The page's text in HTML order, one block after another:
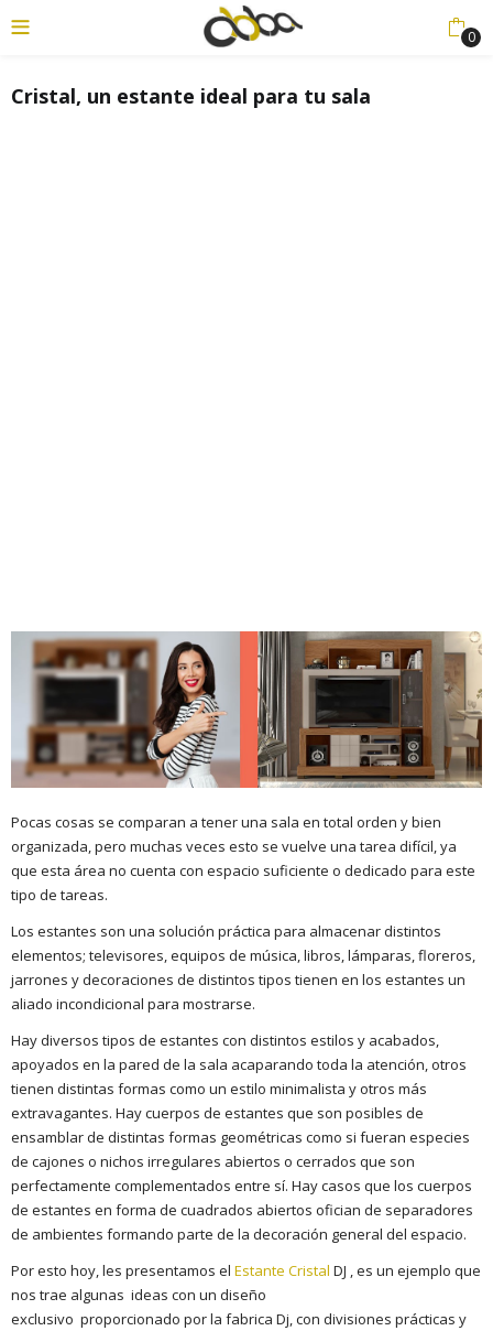
0
Cristal, un estante ideal para tu sala
Pocas cosas se comparan a tener una sala en total orden y bien
organizada, pero muchas veces esto se vuelve una tarea difícil, ya
que esta área no cuenta con espacio suficiente o dedicado para este
tipo de tareas.
Los estantes son una solución práctica para almacenar distintos
elementos; televisores, equipos de música, libros, lámparas, floreros,
jarrones y decoraciones de distintos tipos tienen en los estantes un
aliado incondicional para mostrarse.
Hay diversos tipos de estantes con distintos estilos y acabados,
apoyados en la pared de la sala acaparando toda la atención, otros
tienen distintas formas como un estilo minimalista y otros más
extravagantes. Hay cuerpos de estantes que son posibles de
ensamblar de distintas formas geométricas como si fueran especies
de cajones o nichos irregulares abiertos o cerrados que son
perfectamente complementados entre sí. Hay casos que los cuerpos
de estantes en forma de cuadrados abiertos ofician de separadores
de ambientes formando parte de la decoración general del espacio.
Por esto hoy, les presentamos el Estante Cristal DJ , es un ejemplo que
nos trae algunas ideas con un diseño
exclusivo proporcionado por la fabrica Dj, con divisiones prácticas y